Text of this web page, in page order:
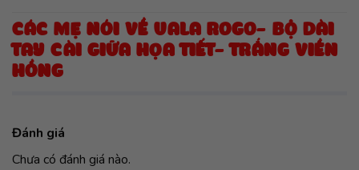
CÁC MẸ NÓI VỀ UALA ROGO- BỘ DÀI
TAY CÀI GIỮA HỌA TIẾT- TRẮNG VIỀN
HỒNG
Đánh giá
Chưa có đánh giá nào.